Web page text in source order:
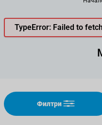
TypeError: Failed to fetch
Филтри